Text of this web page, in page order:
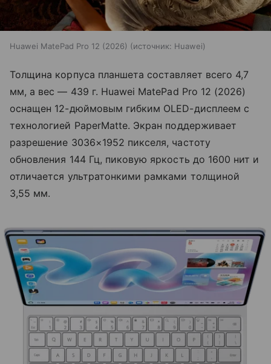
Huawei MatePad Pro 12 (2026) источник: Huawei
Толщина корпуса планшета составляет всего 4,7
мм, а вес — 439 г. Huawei MatePad Pro 12 (2026)
оснащен 12-дюймовым гибким OLED-дисплеем с
технологией PaperMatte. Экран поддерживает
разрешение 3036×1952 пикселя, частоту
обновления 144 Гц, пиковую яркость до 1600 нит и
отличается ультратонкими рамками толщиной
3,55 мм.